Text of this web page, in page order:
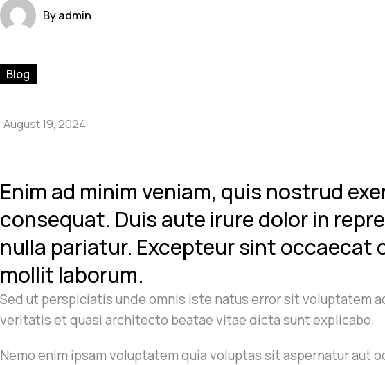
By admin
Blog
August 19, 2024
Enim ad minim veniam, quis nostrud
consequat. Duis aute irure dolor in
nulla pariatur. Excepteur sint
mollit laborum.
Sed ut perspiciatis unde omnis iste natus error sit voluptatem
veritatis et quasi architecto beatae vitae dicta sunt explicabo.
Nemo enim ipsam voluptatem quia voluptas sit aspernatur